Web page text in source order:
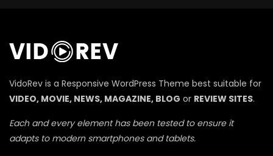
VidoRev is a Responsive WordPress Theme best suitable for
VIDEO, MOVIE, NEWS, MAGAZINE, BLOG or REVIEW SITES.
Each and every element has been tested to ensure it
adapts to modern smartphones and tablets.